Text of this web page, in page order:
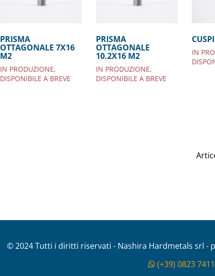
PRISMA
OTTAGONALE 7X16
M2
IN PRODUZIONE,
DISPONIBILE A BREVE
PRISMA
OTTAGONALE
10.2X16 M2
IN PRODUZIONE,
DISPONIBILE A BREVE
IN
© 2024 Tutti i diritti riservati - Nashira Hardmetals srl -
(+39) 0823